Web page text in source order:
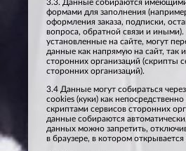
3.3. Данные собираются
формами для заполнения
оформления заказа, подписки,
вопроса, обратной связи и
установленные на сайте, могут
данные как напрямую на сайт, так
сторонних организаций (скрипты
сторонних организаций).
3.4 Данные могут собираться
cookies (куки) как
скриптами сервисов сторонних
данные собираются
данных можно запретить,
в браузере, в котором открывается